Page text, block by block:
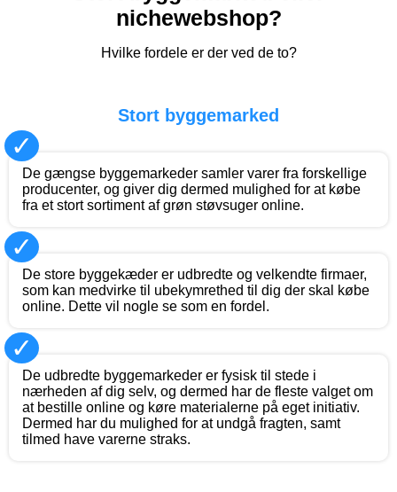
nichewebshop?
Hvilke fordele er der ved de to?
Stort byggemarked
✓
De gængse byggemarkeder samler varer fra forskellige
producenter, og giver dig dermed mulighed for at købe
fra et stort sortiment af grøn støvsuger online.
✓
De store byggekæder er udbredte og velkendte firmaer,
som kan medvirke til ubekymrethed til dig der skal købe
online. Dette vil nogle se som en fordel.
✓
De udbredte byggemarkeder er fysisk til stede i
nærheden af dig selv, og dermed har de fleste valget om
at bestille online og køre materialerne på eget initiativ.
Dermed har du mulighed for at undgå fragten, samt
tilmed have varerne straks.